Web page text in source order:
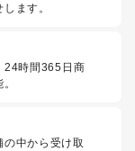
ます。
24時間365日商
中から受け取